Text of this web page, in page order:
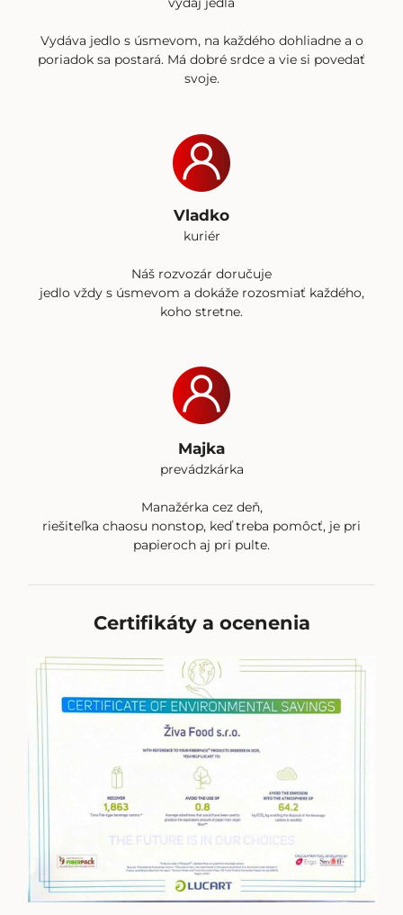
Vydáva jedlo s úsmevom, na každého dohliadne a o
poriadok sa postará. Má dobré srdce a vie si povedať
svoje.
Vladko
kuriér
Náš rozvozár doručuje
jedlo vždy s úsmevom a dokáže rozosmiať každého,
koho stretne.
Majka
prevádzkárka
Manažérka cez deň,
riešiteľka chaosu nonstop, keď treba pomôcť, je pri
papieroch aj pri pulte.
Certifikáty a ocenenia